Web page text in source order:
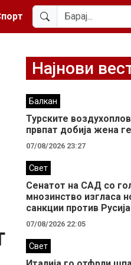
Најнови
Балкан
Турските
првпат добија жена
07/08/2026 23:27
Свет
Сенатот на САД со
мнозинство изгласа
санкции против Русија
07/08/2026 22:05
Свет